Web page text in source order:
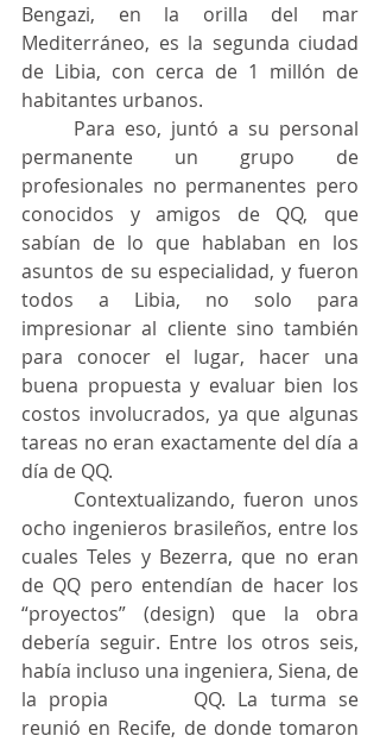
Bengazi, en la orilla del mar
Mediterráneo, es la segunda ciudad
de Libia, con cerca de 1 millón de
habitantes urbanos.
permanente un grupo de
profesionales no permanentes pero
conocidos y amigos de QQ, que
sabían de lo que hablaban en los
asuntos de su especialidad, y fueron
todos a Libia, no solo para
impresionar al cliente sino también
para conocer el lugar, hacer una
buena propuesta y evaluar bien los
costos involucrados, ya que algunas
tareas no eran exactamente del día a
día de QQ.
ocho ingenieros brasileños, entre los
cuales Teles y Bezerra, que no eran
de QQ pero entendían de hacer los
“proyectos” (design) que la obra
debería seguir. Entre los otros seis,
había incluso una ingeniera, Siena, de
la propia 		QQ. La turma se
reunió en Recife, de donde tomaron